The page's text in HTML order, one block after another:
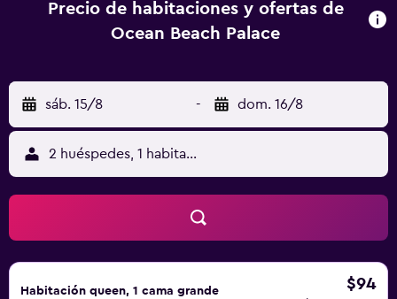
pantalla plana con canales por cable. Se ofrece servicio de
limpieza a petición y es posible solicitar secador de pelo.
horas.
Precio de habitaciones y ofertas de
Ocean Beach Palace
sáb. 15/8 - dom. 16/8
2 huéspedes, 1 habitación
Habitación queen, 1 cama grande $94